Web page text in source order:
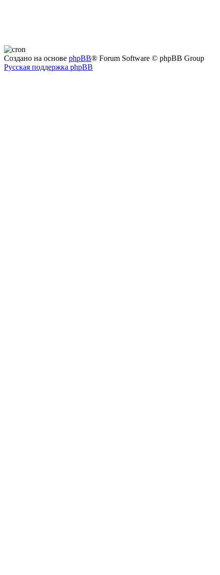
Создано на основе phpBB® Forum Software © phpBB Group
Русская поддержка phpBB